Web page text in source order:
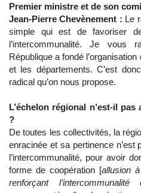
Premier ministre et de son
Jean-Pierre Chevènement : Le
simple qui est de favoriser
l’intercommunalité. Je vous
République a fondé
et les départements. C’est
radical qu’on nous propose.
L’échelon régional n’est-il
?
De toutes les collectivités, la
enracinée et sa pertinence
l’intercommunalité, pour avoir
forme de coopération [allusion
renforçant